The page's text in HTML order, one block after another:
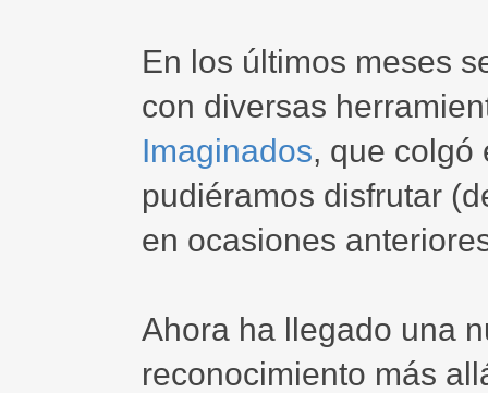
En los últimos meses
con diversas
Imaginados, que colgó
pudiéramos disfrutar
en ocasiones
Ahora ha llegado una
reconocimiento más